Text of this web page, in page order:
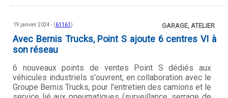
19 janvier 2024 - (61161 ) GARAGE, ATELIER
Avec Bernis Trucks, Point S ajoute 6 centres VI à
son réseau
6 nouveaux points de ventes Point S dédiés aux
véhicules industriels s'ouvrent, en collaboration avec le
Groupe Bernis Trucks, pour l'entretien des camions et le